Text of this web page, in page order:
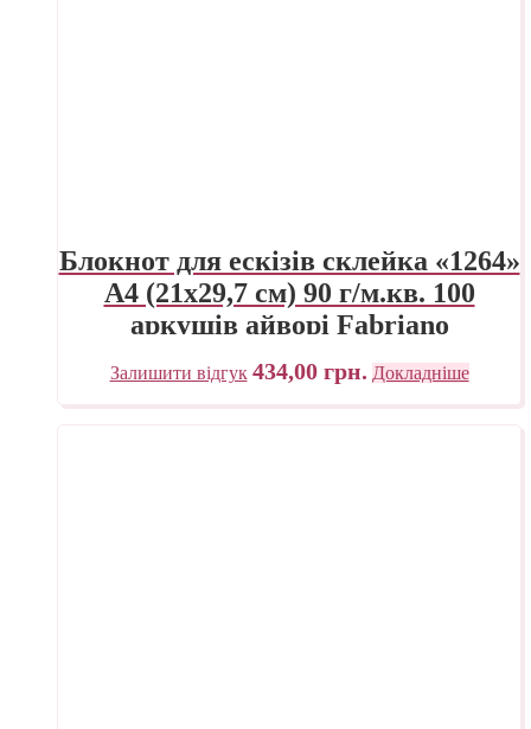
Блокнот для ескізів склейка «1264»
А4 (21х29,7 см) 90 г/м.кв. 100
аркушів айворі Fabriano
Залишити відгук 434,00 грн. Докладніше